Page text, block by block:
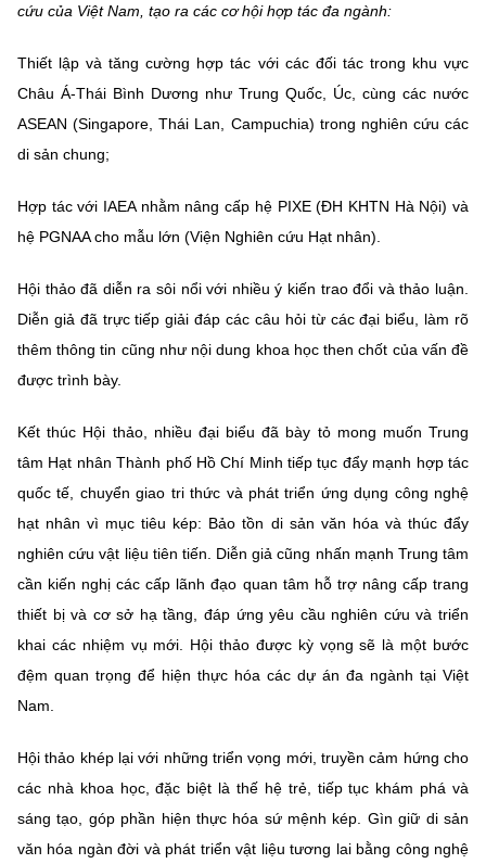
cứu của Việt Nam, tạo ra các cơ hội hợp tác đa ngành:
Thiết lập và tăng cường hợp tác với các đối tác trong khu vực
Châu Á-Thái Bình Dương như Trung Quốc, Úc, cùng các nước
ASEAN (Singapore, Thái Lan, Campuchia) trong nghiên cứu các
di sản chung;
Hợp tác với IAEA nhằm nâng cấp hệ PIXE (ĐH KHTN Hà Nội) và
hệ PGNAA cho mẫu lớn (Viện Nghiên cứu Hạt nhân).
Hội thảo đã diễn ra sôi nổi với nhiều ý kiến trao đổi và thảo luận.
Diễn giả đã trực tiếp giải đáp các câu hỏi từ các đại biểu, làm rõ
thêm thông tin cũng như nội dung khoa học then chốt của vấn đề
được trình bày.
Kết thúc Hội thảo, nhiều đại biểu đã bày tỏ mong muốn Trung
tâm Hạt nhân Thành phố Hồ Chí Minh tiếp tục đẩy mạnh hợp tác
quốc tế, chuyển giao tri thức và phát triển ứng dụng công nghệ
hạt nhân vì mục tiêu kép: Bảo tồn di sản văn hóa và thúc đẩy
nghiên cứu vật liệu tiên tiến. Diễn giả cũng nhấn mạnh Trung tâm
cần kiến nghị các cấp lãnh đạo quan tâm hỗ trợ nâng cấp trang
thiết bị và cơ sở hạ tầng, đáp ứng yêu cầu nghiên cứu và triển
khai các nhiệm vụ mới. Hội thảo được kỳ vọng sẽ là một bước
đệm quan trọng để hiện thực hóa các dự án đa ngành tại Việt
Nam.
Hội thảo khép lại với những triển vọng mới, truyền cảm hứng cho
các nhà khoa học, đặc biệt là thế hệ trẻ, tiếp tục khám phá và
sáng tạo, góp phần hiện thực hóa sứ mệnh kép. Gìn giữ di sản
văn hóa ngàn đời và phát triển vật liệu tương lai bằng công nghệ